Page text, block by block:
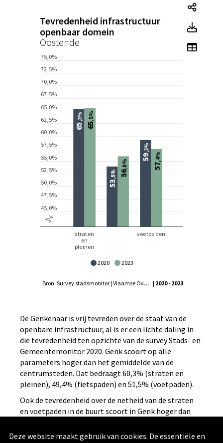
Deze website maakt gebruik van cookies. De essentiële en
Tevredenheid infrastructuur
openbaar domein
Oostende
2020 2023
Bron: Survey stadsmonitor | Vlaamse Overheid - Agentschap Binnenlands Bestuur, Statistiek Vlaanderen | 2020 - 2023
Toon
De Genkenaar is vrij tevreden over de staat van de
openbare infrastructuur, al is er een lichte daling in
die tevredenheid ten opzichte van de survey Stads- en
Gemeentemonitor 2020. Genk scoort op alle
parameters hoger dan het gemiddelde van de
centrumsteden. Dat bedraagt 60,3% (straten en
pleinen), 49,4% (fietspaden) en 51,5% (voetpaden).
Ook de tevredenheid over de netheid van de straten
en voetpaden in de buurt scoort in Genk hoger dan
tegenover 60,0%). Opvallend is wel dat deze